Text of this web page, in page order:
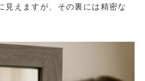
見えますが、その裏には精密な